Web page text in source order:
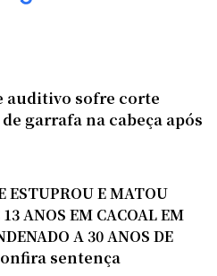
auditivo sofre corte
garrafa na cabeça após
ESTUPROU E MATOU
ANOS EM CACOAL EM
A 30 ANOS DE
sentença